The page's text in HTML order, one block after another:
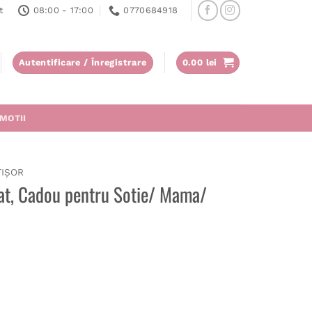
08:00 - 17:00 0770684918
Autentificare / Înregistrare 0.00 lei
Cadou pentru Sotie/ Mama/